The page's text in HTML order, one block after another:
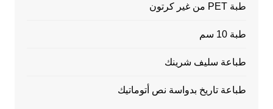
طبة PET من غير كرتون
طبة 10 سم
طباعة سليف شرينك
طباعة تاريخ بدواسة نص أتوماتيك